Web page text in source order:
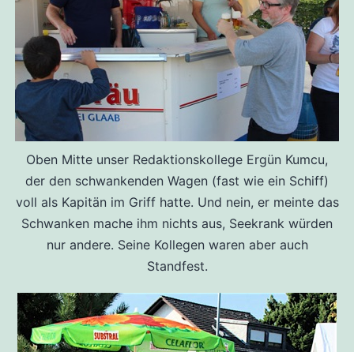
Oben Mitte unser Redaktionskollege Ergün Kumcu,
der den schwankenden Wagen (fast wie ein Schiff)
voll als Kapitän im Griff hatte. Und nein, er meinte das
Schwanken mache ihm nichts aus, Seekrank würden
nur andere. Seine Kollegen waren aber auch
Standfest.